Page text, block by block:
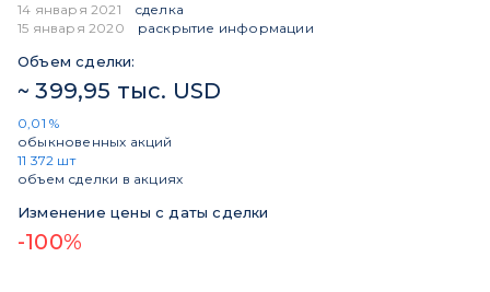
14 января 2021
сделка
15 января 2020
раскрытие информации
Объем сделки:
~ 399,95 тыс. USD
0,01 %
обыкновенных акций
11 372 шт
объем сделки в акциях
Изменение цены с даты сделки
-100%